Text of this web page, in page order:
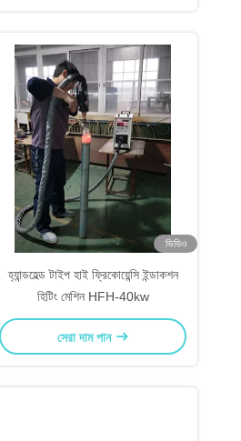
ভিডিও
হ্যান্ডহেল্ড টাইপ হাই ফ্রিকোয়েন্সি ইন্ডাকশন
হিটিং মেশিন HFH-40kw
সেরা দাম পান